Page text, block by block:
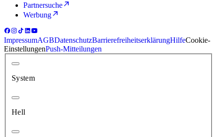
Partnersuche
Werbung
ImpressumAGBDatenschutzBarrierefreiheitserklärungHilfeCookie-
EinstellungenPush-Mitteilungen
System
Hell